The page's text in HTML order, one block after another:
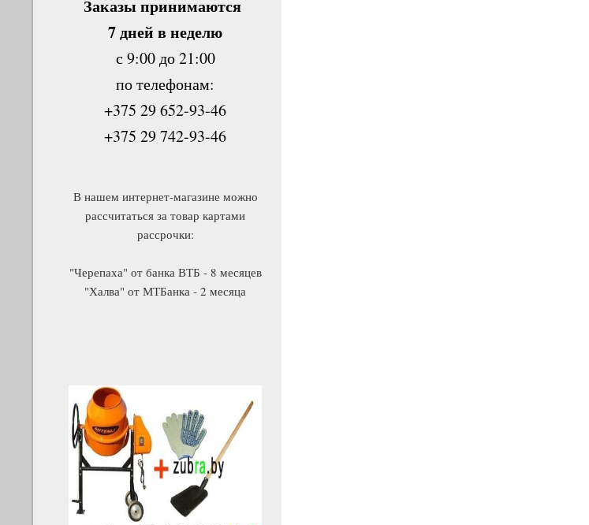
Заказы принимаются
7 дней в неделю
с 9:00 до 21:00
по телефонам:
+375 29 652-93-46
+375 29 742-93-46
В нашем интернет-магазине можно
рассчитаться за товар картами
рассрочки:
"Черепаха" от банка ВТБ - 8 месяцев
"Халва" от МТБанка - 2 месяца